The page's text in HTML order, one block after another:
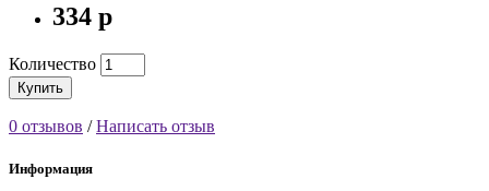
334 р
Количество
Купить
0 отзывов /Написать отзыв
Информация